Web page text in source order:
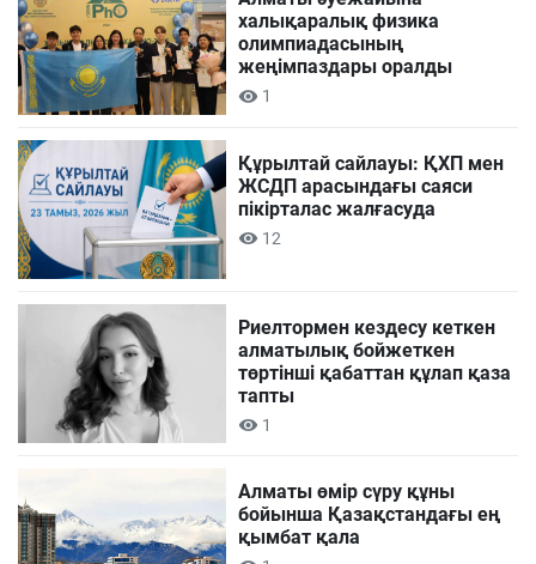
халықаралық физика
олимпиадасының
жеңімпаздары оралды
1
Құрылтай сайлауы: ҚХП мен
ЖСДП арасындағы саяси
пікірталас жалғасуда
12
Риелтормен кездесу кеткен
алматылық бойжеткен
төртінші қабаттан құлап қаза
тапты
1
Алматы өмір сүру құны
бойынша Қазақстандағы ең
қымбат қала